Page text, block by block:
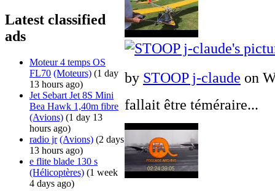
Latest classified
ads
Moteur 4 temps OS
FL70 (Moteurs) (1 day
13 hours ago)
Jet Sebart Jet 8S Mini
Bea Hawk 1,40m fibre
(Avions) (1 day 13
hours ago)
radio jr (Avions) (2 days
13 hours ago)
e flite blade 130 s
(Hélicoptères) (1 week
4 days ago)
by STOOP j-claude on
fallait être téméraire...